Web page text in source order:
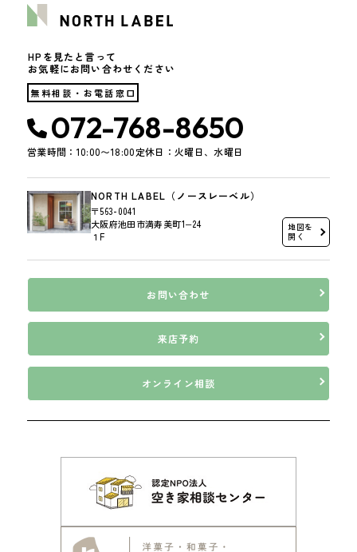
HPを見たと言って
お気軽にお問い合わせください
無料相談・お電話窓口
072-768-8650
営業時間：10:00〜18:00定休日：火曜日、水曜日
NORTH LABEL（ノースレーベル）
〒563-0041
大阪府池田市満寿美町1−24
１F
地図を
開く
お問い合わせ
来店予約
オンライン相談